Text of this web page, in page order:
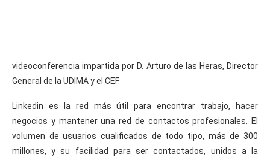
videoconferencia impartida por D. Arturo de las Heras, Director
General de la UDIMA y el CEF.
Linkedin es la red más útil para encontrar trabajo, hacer
negocios y mantener una red de contactos profesionales. El
volumen de usuarios cualificados de todo tipo, más de 300
millones, y su facilidad para ser contactados, unidos a la